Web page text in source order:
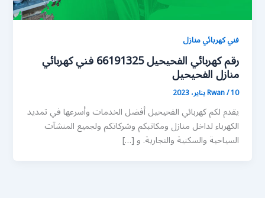
فني كهربائي منازل
رقم كهربائي الفحيحيل 66191325 فني كهربائي
منازل الفحيحيل
Rwan/10 يناير، 2023
يقدم لكم كهربائي الفحيحيل أفضل الخدمات وأسرعها في تمديد
الكهرباء لداخل منازل ومكاتبكم وشركاتكم ولجميع المنشآت
السياحية والسكنية والتجارية. و […]